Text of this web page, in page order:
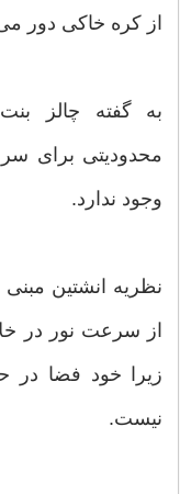
از کره خاکی دور
به گفته چالز
محدودیتی برای
وجود ندارد.
نظریه انشتین
از سرعت نور در
زیرا خود فضا
نیست.